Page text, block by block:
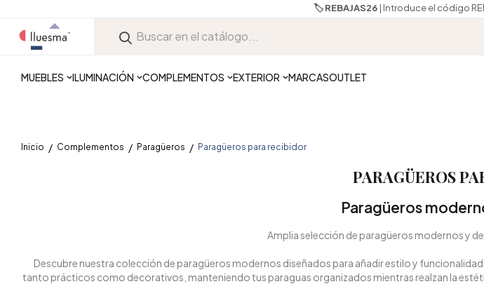
🏷️ REBAJAS26| Introduce el
MUEBLES ILUMINACIÓN COMPLEMENTOS EXTERIOR MARCASOUTLET
Inicio Complementos Paragüeros Paragüeros para recibidor
PARAGÜEROS
Paragüeros
Amplia selección de paragüeros modernos y
Descubre nuestra colección de paragüeros modernos diseñados para añadir estilo y
tanto prácticos como decorativos, manteniendo tus paraguas organizados mientras realzan la